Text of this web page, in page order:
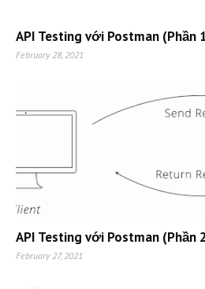
API Testing với Postman (Phần
February 28, 2021
API Testing với Postman (Phần
February 27, 2021